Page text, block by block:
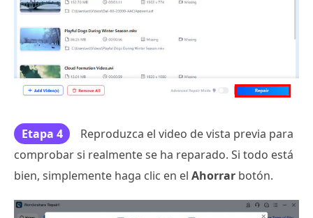
Etapa 4
Reproduzca el video de vista previa para
comprobar si realmente se ha reparado. Si todo está
bien, simplemente haga clic en el Ahorrar botón.